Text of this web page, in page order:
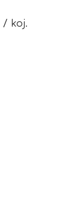
/ koj.